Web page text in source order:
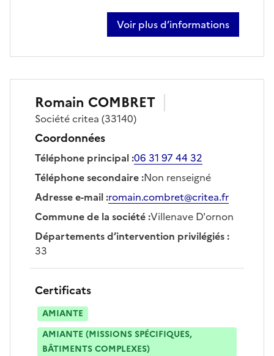
Voir plus d’informations
sur mickaël dubernat
Romain COMBRET
Sociétécritea (33140)
Coordonnées
Téléphone principal:06 31 97 44 32
Téléphone secondaire:Non renseigné
Adresse e-mail:romain.combret@critea.fr
Commune de la société:Villenave D'ornon
Départements d’intervention privilégiés:
33
Certificats
AMIANTE
AMIANTE (MISSIONS SPÉCIFIQUES,
BÂTIMENTS COMPLEXES)